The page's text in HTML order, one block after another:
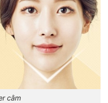
cằm